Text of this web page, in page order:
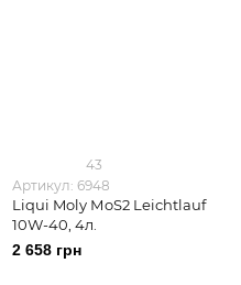
43
Артикул: 6948
Liqui Moly МoS2 Leichtlauf
10W-40, 4л.
2 658 грн